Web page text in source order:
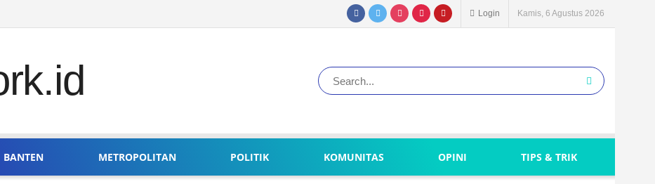
Login Kamis, 6 Agustus 2026
BANTEN METROPOLITAN POLITIK KOMUNITAS OPINI TIPS & TRIK